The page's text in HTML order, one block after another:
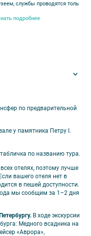
с фонтанами;
«Парадный
«По старой
экскурсия
службы проводятся только
подробнее
по предварительной
у памятника Петру I.
по названию тура.
отелях, поэтому лучше
вашего отеля нет в
в пешей доступности.
мы сообщим за 1–2 дня
. В ходе экскурсии
Медного всадника на
«Аврора»,